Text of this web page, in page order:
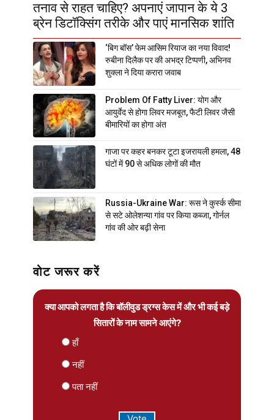
तनाव से राहत चाहिए? अपनाएं जापान के ये 3
ब्रेन डिटॉक्सिंग तरीके और पाएं मानसिक शांति
‘बिग बॉस’ फेम आसिम रियाज का नया विवाद!
रुबीना दिलैक पर की अभद्र टिप्पणी, अभिनव
शुक्ला ने दिया करारा जवाब
Problem Of Fatty Liver: योग और
आयुर्वेद से होगा लिवर मजबूत, फैटी लिवर जैसी
बीमारियों का होगा अंत
गाजा पर कहर बनकर टूटा इजरायली हमला, 48
घंटों में 90 से अधिक लोगों की मौत
Russia-Ukraine War: रूस ने कुर्स्क सीमा
से सटे ओलेशन्या गांव पर किया कब्जा, गोर्नल
गांव की ओर बढ़ी सेना
वोट जरूर करें
क्या आपको लगता है कि बॉलीवुड ड्रग्स केस में और भी कई बड़े
सितारों के नाम सामने आएंगे?
हाँ
नहीं
पता नहीं